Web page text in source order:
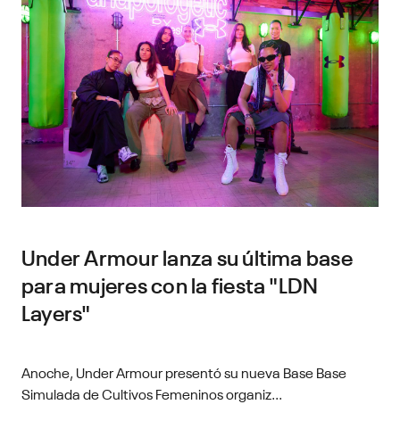
Under Armour lanza su última base
para mujeres con la fiesta "LDN
Layers"
Anoche, Under Armour presentó su nueva Base Base
Simulada de Cultivos Femeninos organiz...